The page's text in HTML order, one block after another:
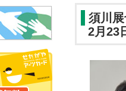
須川
2月